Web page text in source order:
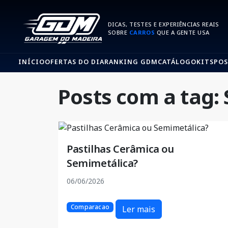
DICAS, TESTES E EXPERIÊNCIAS REAIS
SOBRE CARROS QUE A GENTE USA
INÍCIOOFERTAS DO DIARANKING GDMCATÁLOGOKITS
Posts com a tag:
Pastilhas Cerâmica ou
Semimetálica?
06/06/2026
Comparacao Ler mais